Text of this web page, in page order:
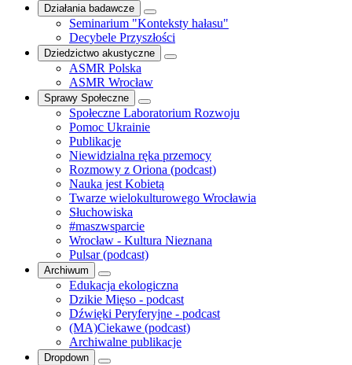
Działania badawcze
Seminarium "Konteksty hałasu"
Decybele Przyszłości
Dziedzictwo akustyczne
ASMR Polska
ASMR Wrocław
Sprawy Społeczne
Społeczne Laboratorium Rozwoju
Pomoc Ukrainie
Publikacje
Niewidzialna ręka przemocy
Rozmowy z Oriona (podcast)
Nauka jest Kobietą
Twarze wielokulturowego Wrocławia
Słuchowiska
#maszwsparcie
Wrocław - Kultura Nieznana
Pulsar (podcast)
Archiwum
Edukacja ekologiczna
Dzikie Mięso - podcast
Dźwięki Peryferyjne - podcast
(MA)Ciekawe (podcast)
Archiwalne publikacje
Dropdown